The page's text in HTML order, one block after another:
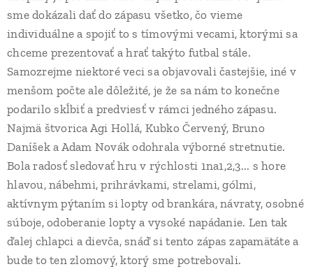
sme dokázali dať do zápasu všetko, čo vieme
individuálne a spojiť to s tímovými vecami, ktorými sa
chceme prezentovať a hrať takýto futbal stále.
Samozrejme niektoré veci sa objavovali častejšie, iné v
menšom počte ale dôležité, je že sa nám to konečne
podarilo skĺbiť a predviesť v rámci jedného zápasu.
Najmä štvorica Agi Hollá, Kubko Červený, Bruno
Daníšek a Adam Novák odohrala výborné stretnutie.
Bola radosť sledovať hru v rýchlosti 1na1,2,3... s hore
hlavou, nábehmi, prihrávkami, strelami, gólmi,
aktívnym pýtaním si lopty od brankára, návraty, osobné
súboje, odoberanie lopty a vysoké napádanie. Len tak
ďalej chlapci a dievča, snáď si tento zápas zapamätáte a
bude to ten zlomový, ktorý sme potrebovali.